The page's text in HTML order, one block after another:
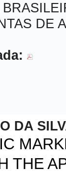
DE
DA
THE